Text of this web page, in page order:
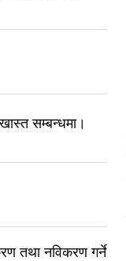
सम्बन्धमा।
तथा नविकरण गर्ने